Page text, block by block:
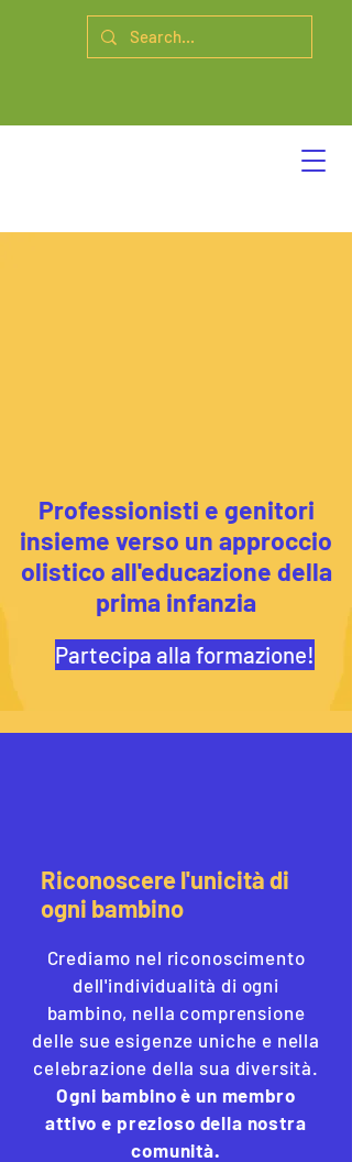
Professionisti e genitori
insieme verso un approccio
olistico all'educazione della
prima infanzia
Partecipa alla formazione!
Riconoscere l'unicità di
ogni bambino
Crediamo nel riconoscimento
dell'individualità di ogni
bambino, nella comprensione
delle sue esigenze uniche e nella
celebrazione della sua diversità.
Ogni bambino è un membro
attivo e prezioso della nostra
comunità.